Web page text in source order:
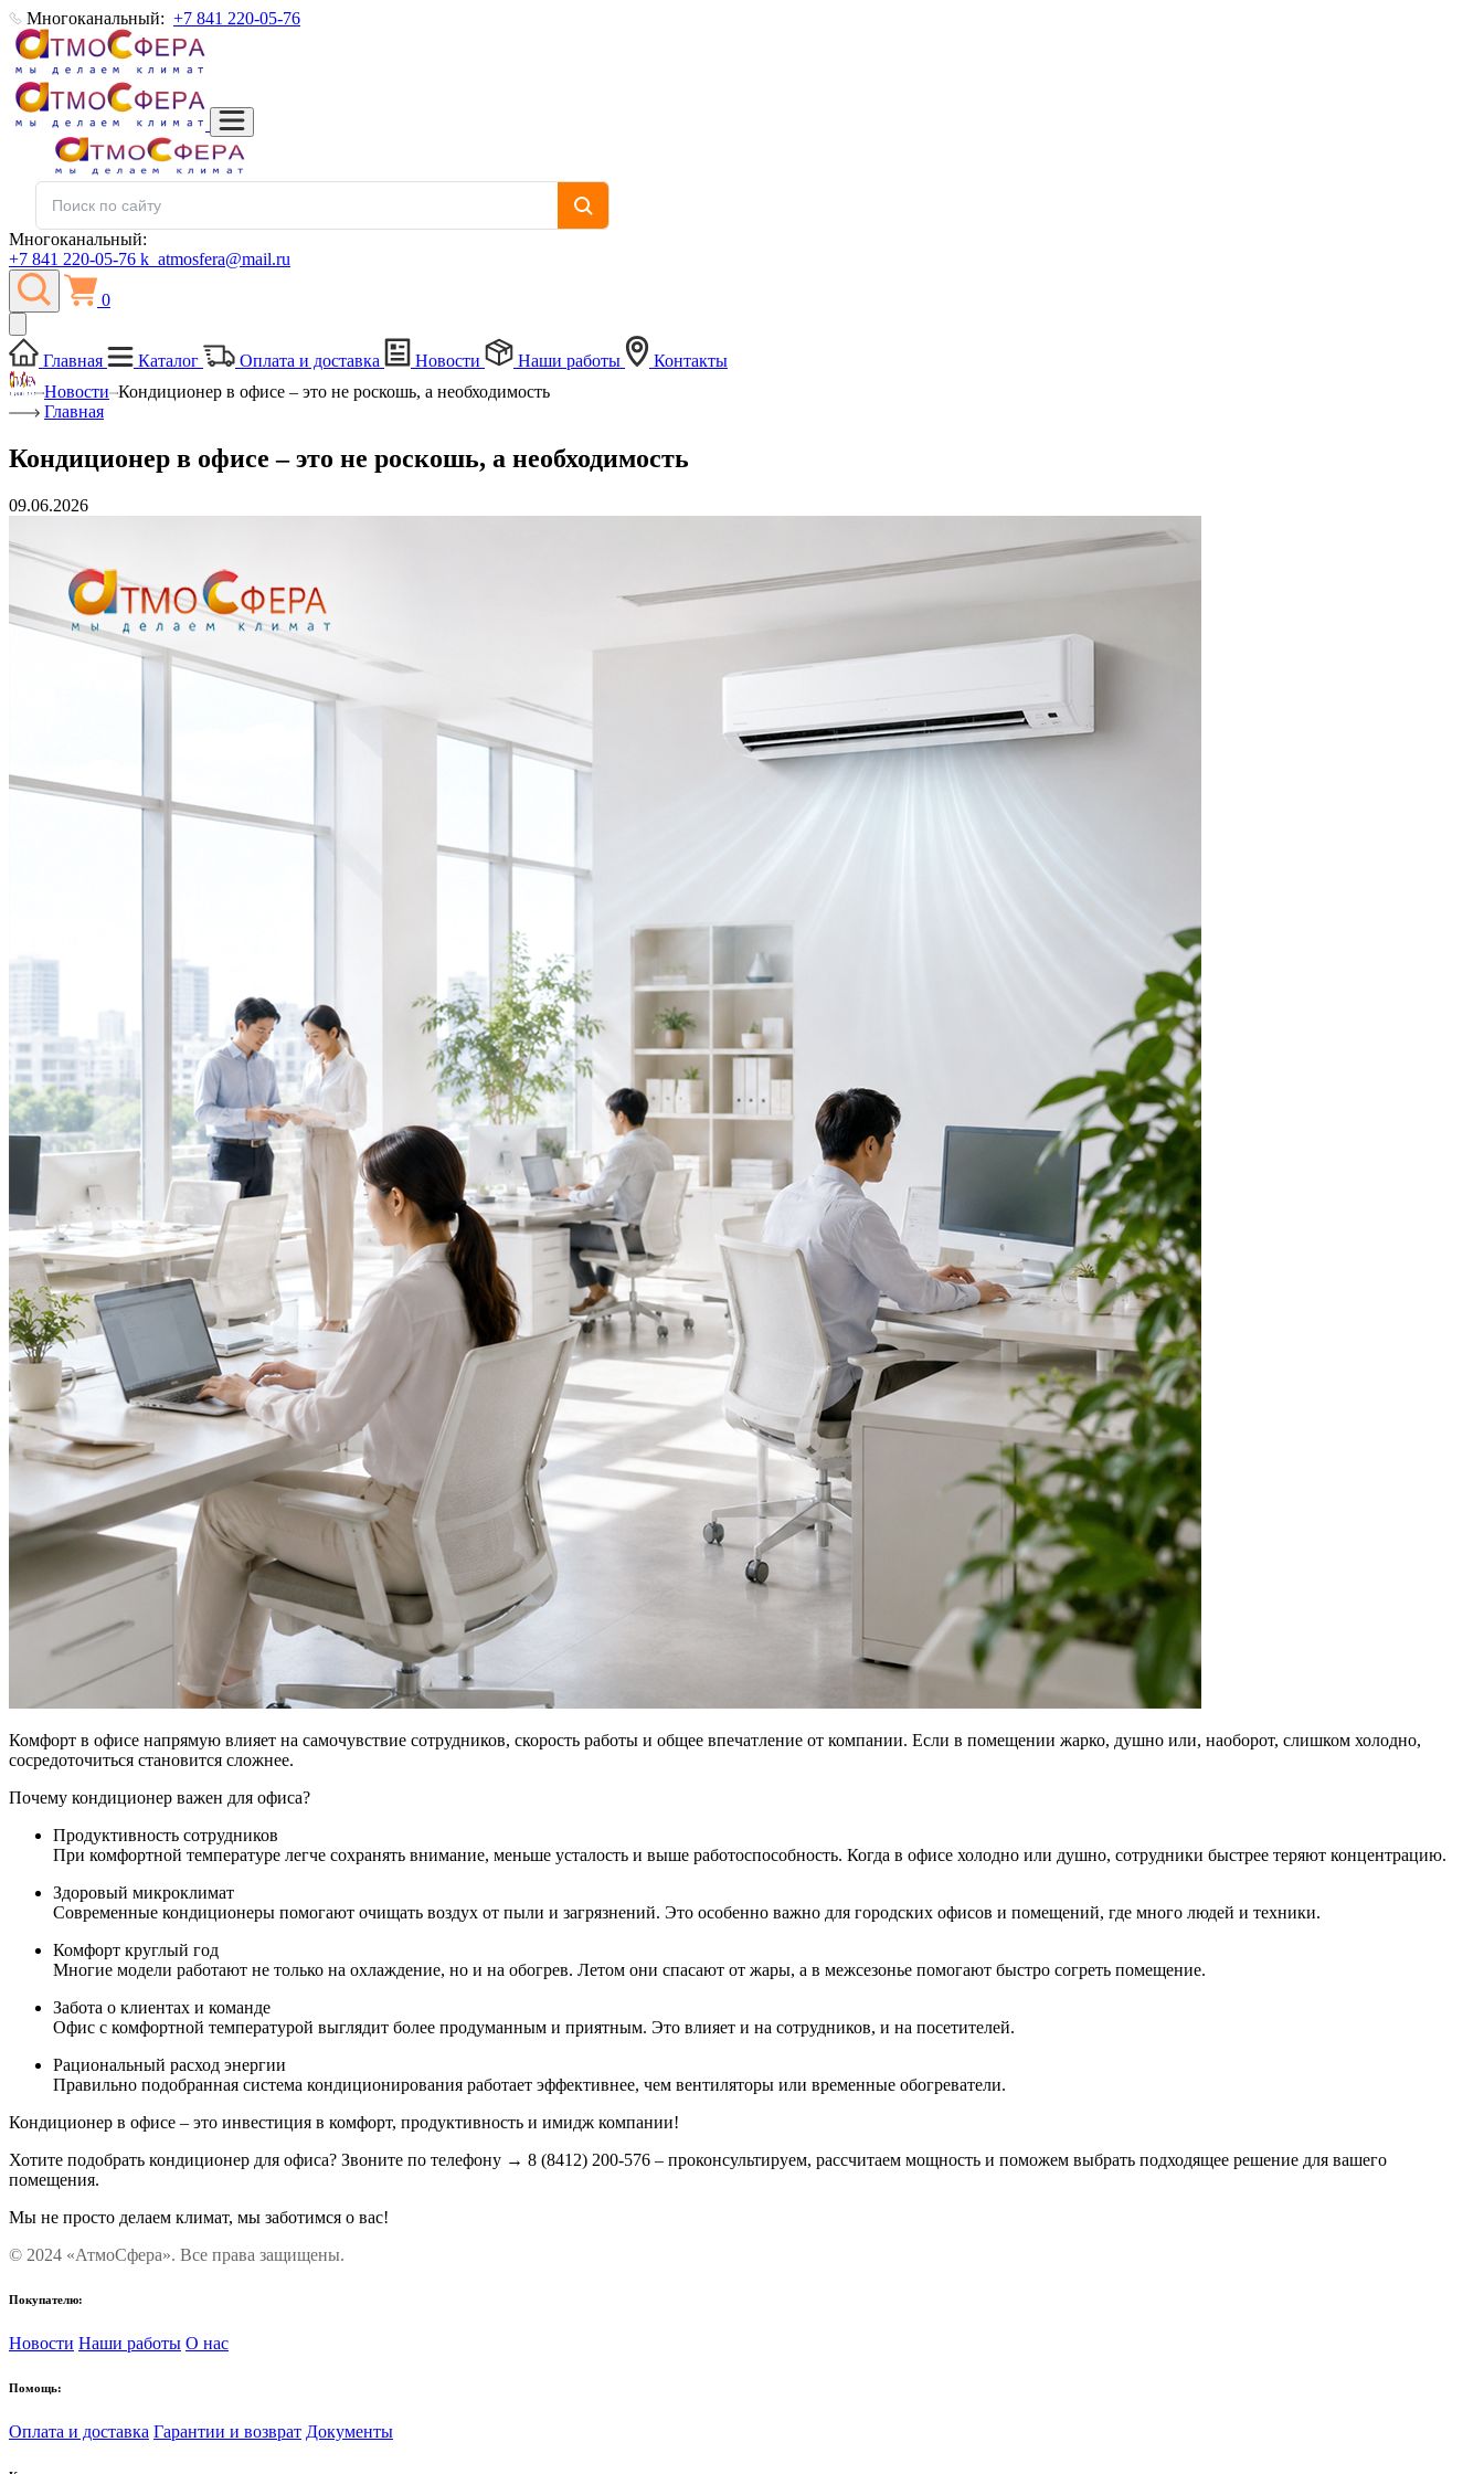
Многоканальный: +7 841 220-05-76
Многоканальный:
+7 841 220-05-76 k_atmosfera@mail.ru
0
Главная Каталог Оплата и доставка Новости Наши работы
Контакты
Новости Кондиционер в офисе – это не роскошь, а необходимость
Главная
Кондиционер в офисе – это не роскошь, а необходимость
09.06.2026
Комфорт в офисе напрямую влияет на самочувствие сотрудников, скорость работы и общее впечатление от компании. Если в помещении жарко, душно или, наоборот, слишком холодно,
сосредоточиться становится сложнее.
Почему кондиционер важен для офиса?
Продуктивность сотрудников
При комфортной температуре легче сохранять внимание, меньше усталость и выше работоспособность. Когда в офисе холодно или душно, сотрудники быстрее теряют концентрацию.
Здоровый микроклимат
Современные кондиционеры помогают очищать воздух от пыли и загрязнений. Это особенно важно для городских офисов и помещений, где много людей и техники.
Комфорт круглый год
Многие модели работают не только на охлаждение, но и на обогрев. Летом они спасают от жары, а в межсезонье помогают быстро согреть помещение.
Забота о клиентах и команде
Офис с комфортной температурой выглядит более продуманным и приятным. Это влияет и на сотрудников, и на посетителей.
Рациональный расход энергии
Правильно подобранная система кондиционирования работает эффективнее, чем вентиляторы или временные обогреватели.
Кондиционер в офисе – это инвестиция в комфорт, продуктивность и имидж компании!
Хотите подобрать кондиционер для офиса? Звоните по телефону → 8 (8412) 200-576 – проконсультируем, рассчитаем мощность и поможем выбрать подходящее решение для вашего
помещения.
Мы не просто делаем климат, мы заботимся о вас!
© 2024 «АтмоСфера». Все права защищены.
Покупателю:
Новости Наши работы О нас
Помощь:
Оплата и доставка Гарантии и возврат Документы